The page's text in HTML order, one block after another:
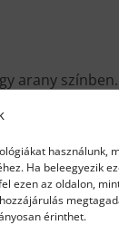
használunk,
Ha beleegyezik
ezen az oldalon,
érinthet.
arany